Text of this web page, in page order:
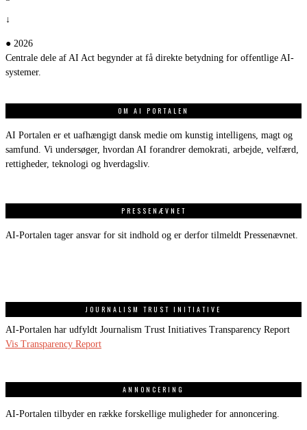
↓
● 2026
Centrale dele af AI Act begynder at få direkte betydning for offentlige AI-
systemer.
OM AI PORTALEN
AI Portalen er et uafhængigt dansk medie om kunstig intelligens, magt og
samfund. Vi undersøger, hvordan AI forandrer demokrati, arbejde, velfærd,
rettigheder, teknologi og hverdagsliv.
PRESSENÆVNET
AI-Portalen tager ansvar for sit indhold og er derfor tilmeldt Pressenævnet.
JOURNALISM TRUST INITIATIVE
AI-Portalen har udfyldt Journalism Trust Initiatives Transparency Report
Vis Transparency Report
ANNONCERING
AI-Portalen tilbyder en række forskellige muligheder for annoncering.